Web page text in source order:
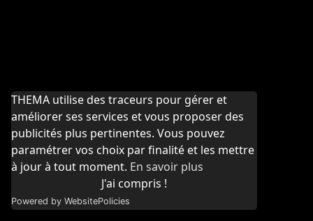
THEMA utilise des traceurs pour gérer et
améliorer ses services et vous proposer des
publicités plus pertinentes. Vous pouvez
paramétrer vos choix par finalité et les mettre
à jour à tout moment. En savoir plus
J'ai compris !
Powered by WebsitePolicies